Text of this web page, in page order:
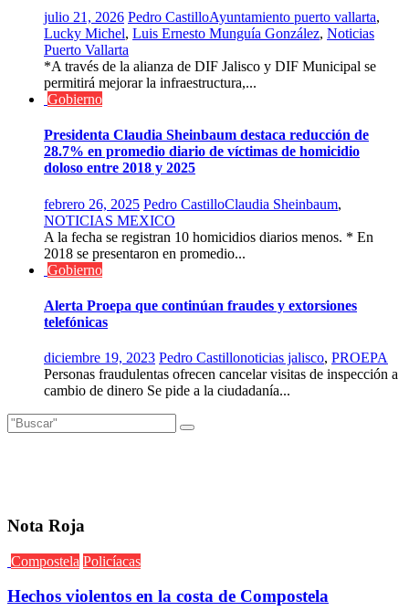
julio 21, 2026 Pedro CastilloAyuntamiento puerto vallarta,
Lucky Michel, Luis Ernesto Munguía González, Noticias
Puerto Vallarta
*A través de la alianza de DIF Jalisco y DIF Municipal se
permitirá mejorar la infraestructura,...
Gobierno
Presidenta Claudia Sheinbaum destaca reducción de
28.7% en promedio diario de víctimas de homicidio
doloso entre 2018 y 2025
febrero 26, 2025 Pedro CastilloClaudia Sheinbaum,
NOTICIAS MEXICO
A la fecha se registran 10 homicidios diarios menos. * En
2018 se presentaron en promedio...
Gobierno
Alerta Proepa que continúan fraudes y extorsiones
telefónicas
diciembre 19, 2023 Pedro Castillonoticias jalisco, PROEPA
Personas fraudulentas ofrecen cancelar visitas de inspección a
cambio de dinero Se pide a la ciudadanía...
Nota Roja
Compostela Policíacas
Hechos violentos en la costa de Compostela